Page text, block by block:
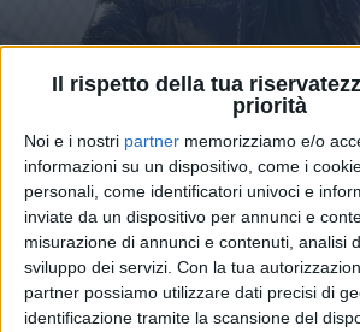
Il rispetto della tua
priorità
Noi e i nostri partner memorizziamo e/o
informazioni su un dispositivo, come i
personali, come identificatori univoci e
inviate da un dispositivo per annunci e
misurazione di annunci e contenuti, analisi
sviluppo dei servizi. Con la tua
partner possiamo utilizzare dati precisi di
identificazione tramite la scansione del
DA "MADREPERLA" 29 mar 2023
Gué riprende Ron nel suo
hai capito o no?”
Il brano è nato da un sample di
cover di Ron datata 1983: è tra le
apprezzate dell’ultimo album del
riferimenti musicali